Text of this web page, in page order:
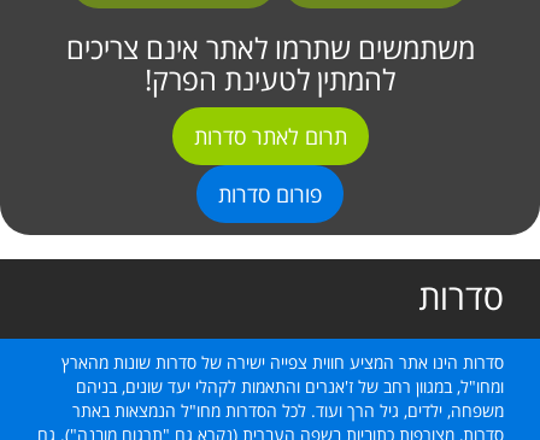
משתמשים שתרמו לאתר אינם צריכים
להמתין לטעינת הפרק!
תרום לאתר סדרות
פורום סדרות
סדרות
סדרות הינו אתר המציע חווית צפייה ישירה של סדרות שונות מהארץ
ומחו"ל, במגוון רחב של ז'אנרים והתאמות לקהלי יעד שונים, בניהם
משפחה, ילדים, גיל הרך ועוד. לכל הסדרות מחו"ל הנמצאות באתר
סדרות, מצורפות כתוביות בשפה העברית (נקרא גם "תרגום מובנה"). גם